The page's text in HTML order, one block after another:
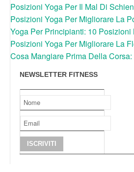
Posizioni Yoga Per Il Mal Di
Posizioni Yoga Per Migliorare La
Yoga Per Principianti: 10 Posizioni
Posizioni Yoga Per Migliorare La
Cosa Mangiare Prima Della
NEWSLETTER FITNESS